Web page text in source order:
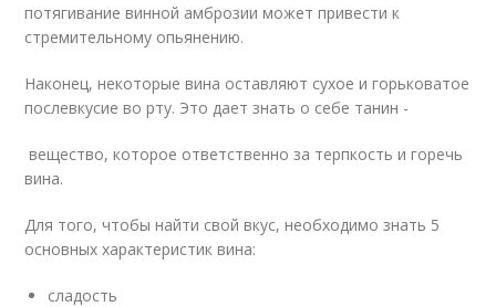
потягивание винной амброзии может привести к
стремительному опьянению.
Наконец, некоторые вина оставляют сухое и горьковатое
послевкусие во рту. Это дает знать о себе танин -
вещество, которое ответственно за терпкость и горечь
вина.
Для того, чтобы найти свой вкус, необходимо знать 5
основных характеристик вина:
сладость